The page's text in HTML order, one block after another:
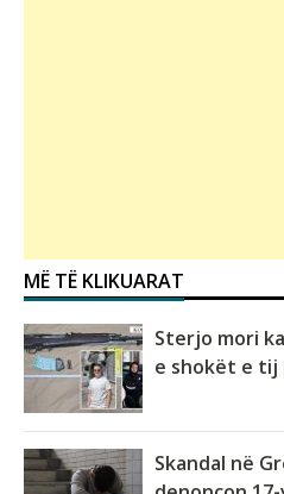
MË TË KLIKUARAT
Sterjo mori
e shokët e tij
Skandal në